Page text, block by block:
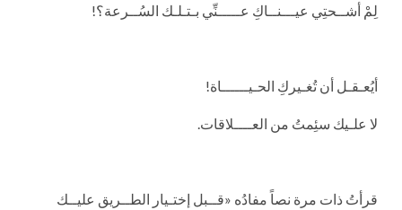
لِمْ أشــحتِي عيـــنــاكِ عـــــنِّي بـتـلـك السُــرعة؟!
أيُعـقـل أن تُغـيركِ الحـيــــــاة!
لا علـيك سئِمتُ من العــــلاقات.
قرأتُ ذات مرة نصاً مفادُه «قــبل إختـيار الطــريق عليــك